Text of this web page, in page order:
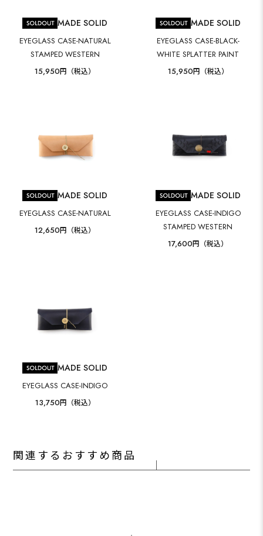
MADE SOLID
EYEGLASS CASE-NATURAL
STAMPED WESTERN
15,950円（税込）
MADE SOLID
EYEGLASS CASE-BLACK-
WHITE SPLATTER PAINT
15,950円（税込）
MADE SOLID
EYEGLASS CASE-NATURAL
12,650円（税込）
MADE SOLID
EYEGLASS CASE-INDIGO
STAMPED WESTERN
17,600円（税込）
MADE SOLID
EYEGLASS CASE-INDIGO
13,750円（税込）
関連するおすすめ商品